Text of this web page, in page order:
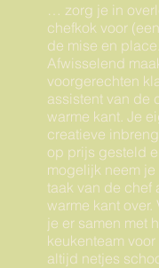
… zorg je in
chefkok voor
de mise en place.
Afwisselend
voorgerechten
assistent van de
warme kant. Je
creatieve
op prijs gesteld
mogelijk neem je
taak van de chef
warme kant over.
je er samen met
keukenteam
altijd netjes